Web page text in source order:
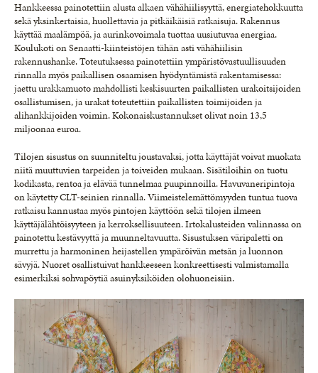
Hankkeessa painotettiin alusta alkaen vähähiilisyyttä, energiatehokkuutta
sekä yksinkertaisia, huollettavia ja pitkäikäisiä ratkaisuja. Rakennus
käyttää maalämpöä, ja aurinkovoimala tuottaa uusiutuvaa energiaa.
Koulukoti on Senaatti-kiinteistöjen tähän asti vähähiilisin
rakennushanke. Toteutuksessa painotettiin ympäristövastuullisuuden
rinnalla myös paikallisen osaamisen hyödyntämistä rakentamisessa:
jaettu urakkamuoto mahdollisti keskisuurten paikallisten urakoitsijoiden
osallistumisen, ja urakat toteutettiin paikallisten toimijoiden ja
alihankkijoiden voimin. Kokonaiskustannukset olivat noin 13,5
miljoonaa euroa.
Tilojen sisustus on suunniteltu joustavaksi, jotta käyttäjät voivat muokata
niitä muuttuvien tarpeiden ja toiveiden mukaan. Sisätiloihin on tuotu
kodikasta, rentoa ja elävää tunnelmaa puupinnoilla. Havuvaneripintoja
on käytetty CLT-seinien rinnalla. Viimeistelemättömyyden tuntua tuova
ratkaisu kannustaa myös pintojen käyttöön sekä tilojen ilmeen
käyttäjälähtöisyyteen ja kerroksellisuuteen. Irtokalusteiden valinnassa on
painotettu kestävyyttä ja muunneltavuutta. Sisustuksen väripaletti on
murrettu ja harmoninen heijastellen ympäröivän metsän ja luonnon
sävyjä. Nuoret osallistuivat hankkeeseen konkreettisesti valmistamalla
esimerkiksi sohvapöytiä asuinyksiköiden olohuoneisiin.